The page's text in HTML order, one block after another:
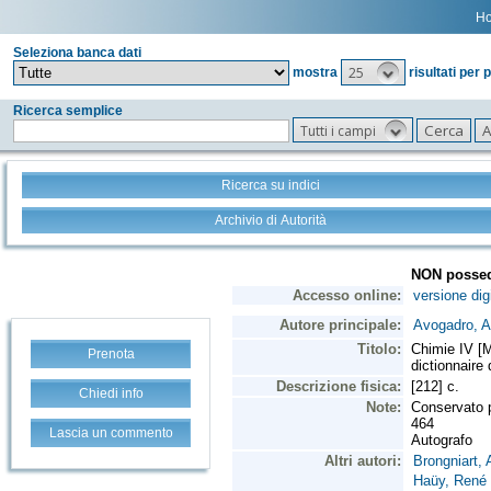
Seleziona banca dati
mostra
25 risultati per
Ricerca semplice
Tutti i campi
Ricerca su indici
Archivio di Autorità
Prenota
Chiedi info
Lascia un commento